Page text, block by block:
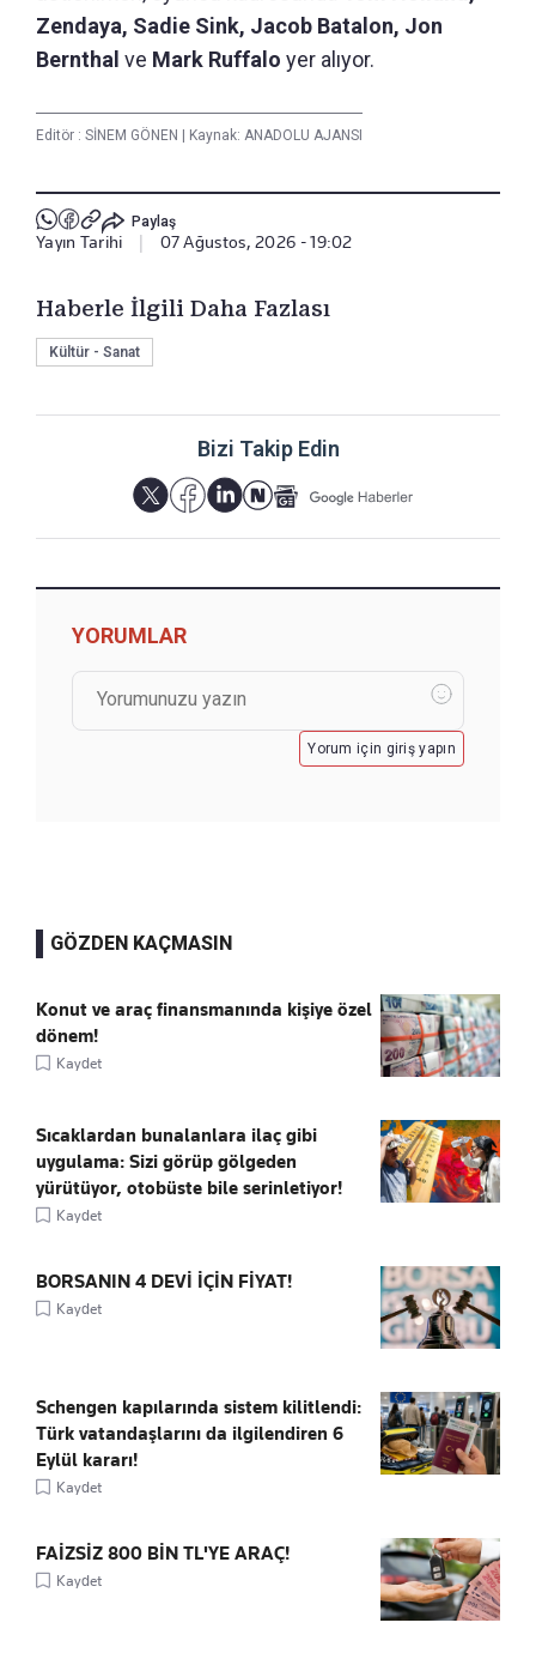
Zendaya, Sadie Sink, Jacob Batalon, Jon
Bernthal ve Mark Ruffalo yer alıyor.
Editör : SİNEM GÖNEN Kaynak: ANADOLU AJANSI
Paylaş
Yayın Tarihi 07 Ağustos, 2026 - 19:02
Haberle İlgili Daha Fazlası
Kültür - Sanat
Bizi Takip Edin
YORUMLAR
Yorum için giriş yapın
GÖZDEN KAÇMASIN
Konut ve araç finansmanında kişiye özel
dönem!
Kaydet
Sıcaklardan bunalanlara ilaç gibi
uygulama: Sizi görüp gölgeden
yürütüyor, otobüste bile serinletiyor!
Kaydet
BORSANIN 4 DEVİ İÇİN FİYAT!
Kaydet
Schengen kapılarında sistem kilitlendi:
Türk vatandaşlarını da ilgilendiren 6
Eylül kararı!
Kaydet
FAİZSİZ 800 BİN TL'YE ARAÇ!
Kaydet